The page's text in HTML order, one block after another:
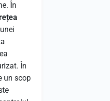
În
În
un scop